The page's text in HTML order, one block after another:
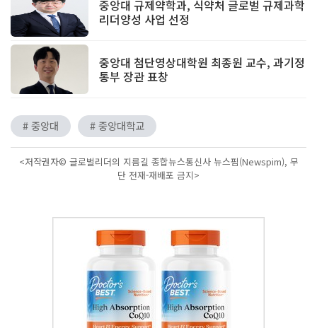
중앙대 규제약학과, 식약처 글로벌 규제과학
리더양성 사업 선정
중앙대 첨단영상대학원 최종원 교수, 과기정
통부 장관 표창
# 중앙대 # 중앙대학교
<저작권자© 글로벌리더의 지름길 종합뉴스통신사 뉴스핌(Newspim), 무
단 전재-재배포 금지>